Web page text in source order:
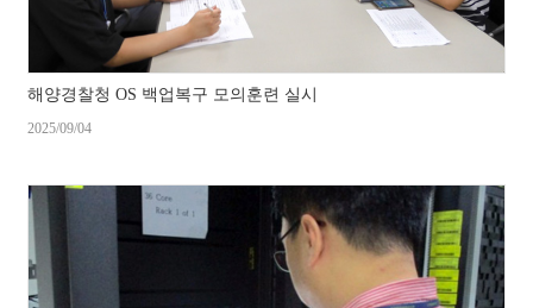
해양경찰청 OS 백업복구 모의훈련 실시
2025/09/04